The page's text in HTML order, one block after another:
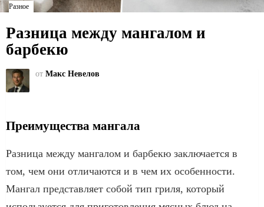
Разное
Разница между мангалом и
барбекю
от Макс Невелов
Преимущества мангала
Разница между мангалом и барбекю заключается в
том, чем они отличаются и в чем их особенности.
Мангал представляет собой тип гриля, который